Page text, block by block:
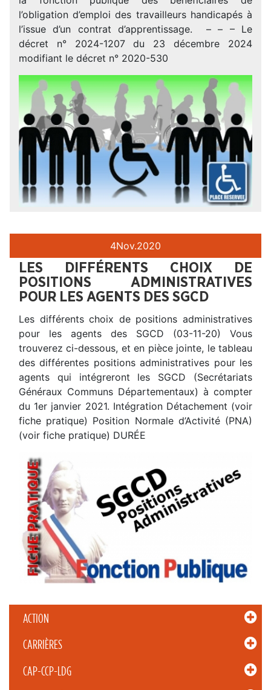
ACTION
CARRIÈRES
CAP-CCP-LDG
l’obligation d’emploi des travailleurs handicapés à
l’issue d’un contrat d’apprentissage. – – – Le
décret n° 2024-1207 du 23 décembre 2024
modifiant le décret n° 2020-530
4Nov.2020
LES DIFFÉRENTS CHOIX DE
POSITIONS ADMINISTRATIVES
POUR LES AGENTS DES SGCD
Les différents choix de positions administratives
pour les agents des SGCD (03-11-20) Vous
trouverez ci-dessous, et en pièce jointe, le tableau
des différentes positions administratives pour les
agents qui intégreront les SGCD (Secrétariats
Généraux Communs Départementaux) à compter
du 1er janvier 2021. Intégration Détachement (voir
fiche pratique) Position Normale d’Activité (PNA)
(voir fiche pratique) DURÉE